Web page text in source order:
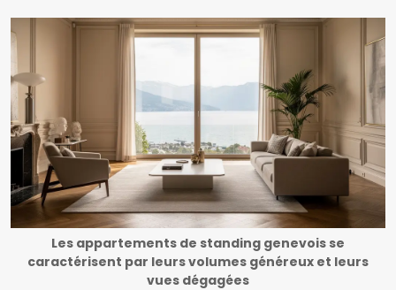
Les appartements de standing genevois se
caractérisent par leurs volumes généreux et leurs
vues dégagées